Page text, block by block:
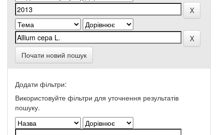
Почати новий пошук
Додати фільтри:
Використовуйте фільтри для уточнення результатів
пошуку.